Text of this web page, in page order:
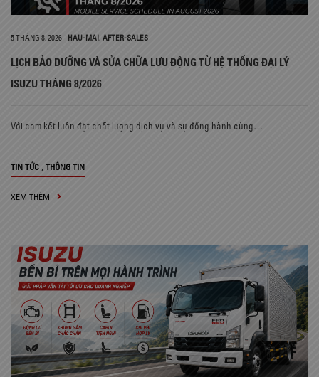
5 THÁNG 8, 2026- HAU-MAI, AFTER-SALES
LỊCH BẢO DƯỠNG VÀ SỬA CHỮA LƯU ĐỘNG TỪ HỆ THỐNG ĐẠI LÝ
ISUZU THÁNG 8/2026
Với cam kết luôn đặt chất lượng dịch vụ và sự đồng hành cùng…
TIN TỨC THÔNG TIN
XEM THÊM